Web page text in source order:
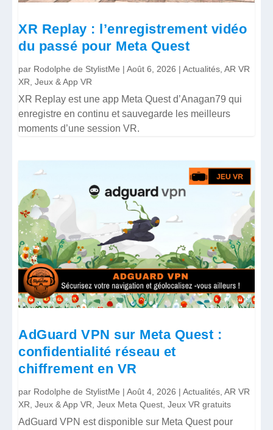
XR Replay : l’enregistrement vidéo
du passé pour Meta Quest
par Rodolphe de StylistMe |Août 6, 2026 |Actualités ,AR VR
XR ,Jeux & App VR
XR Replay est une app Meta Quest d’Anagan79 qui
enregistre en continu et sauvegarde les meilleurs
moments d’une session VR.
AdGuard VPN sur Meta Quest :
confidentialité réseau et
chiffrement en VR
par Rodolphe de StylistMe |Août 4, 2026 |Actualités ,AR VR
XR ,Jeux & App VR ,Jeux Meta Quest ,Jeux VR gratuits
AdGuard VPN est disponible sur Meta Quest pour